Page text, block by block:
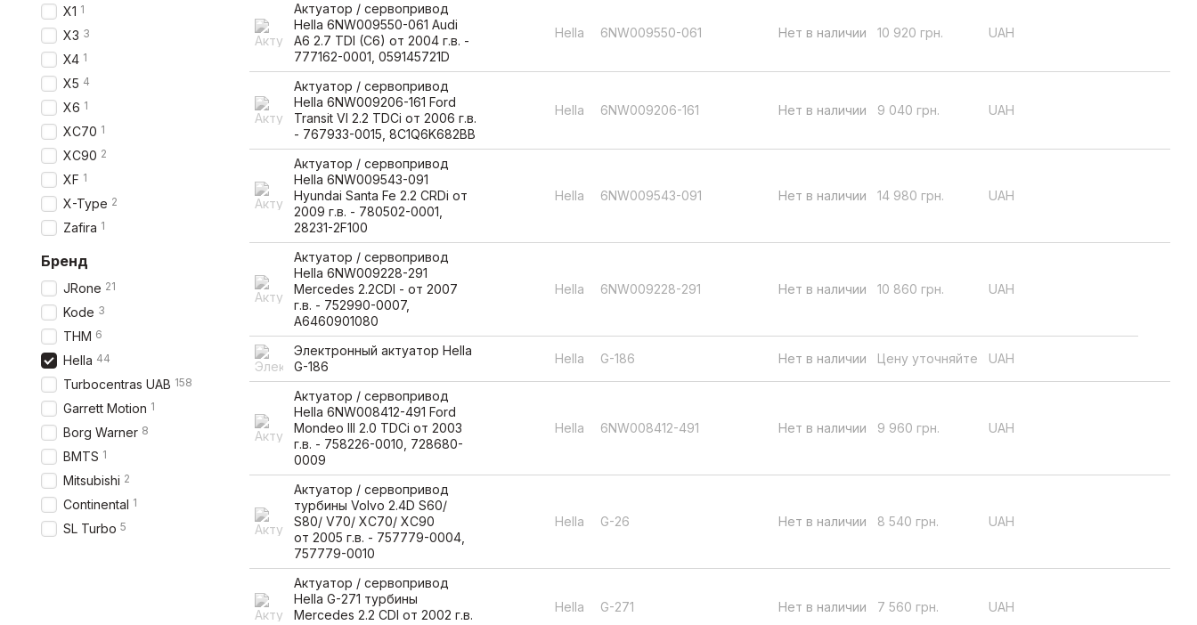
Актуатор / сервопривод
Hella 6NW009550-061 Audi
A6 2.7 TDI (C6) от 2004 г.в. -
777162-0001, 059145721D
Hella 6NW009550-061 Нет в наличии 10 920 грн. UAH
Актуатор / сервопривод
Hella 6NW009206-161 Ford
Transit VI 2.2 TDCi от 2006 г.в.
- 767933-0015, 8C1Q6K682BB
Hella 6NW009206-161 Нет в наличии 9 040 грн. UAH
Актуатор / сервопривод
Hella 6NW009543-091
Hyundai Santa Fe 2.2 CRDi от
2009 г.в. - 780502-0001,
28231-2F100
Hella 6NW009543-091 Нет в наличии 14 980 грн. UAH
Актуатор / сервопривод
Hella 6NW009228-291
Mercedes 2.2CDI - от 2007
г.в. - 752990-0007,
A6460901080
Hella 6NW009228-291 Нет в наличии 10 860 грн. UAH
Электронный актуатор Hella
G-186
Hella G-186 Нет в наличии Цену уточняйте UAH
Актуатор / сервопривод
Hella 6NW008412-491 Ford
Mondeo III 2.0 TDCi от 2003
г.в. - 758226-0010, 728680-
0009
Hella 6NW008412-491 Нет в наличии 9 960 грн. UAH
Актуатор / сервопривод
турбины Volvo 2.4D S60/
S80/ V70/ XC70/ XC90
от 2005 г.в. - 757779-0004,
757779-0010
Hella G-26 Нет в наличии 8 540 грн. UAH
Актуатор / сервопривод
Hella G-271 турбины
Mercedes 2.2 CDI от 2002 г.в.
Hella G-271 Нет в наличии 7 560 грн. UAH
X1 1
X3 3
X4 1
X5 4
X6 1
XC70 1
XC90 2
XF 1
X-Type 2
Zafira 1
Бренд
JRone 21
Kode 3
THM 6
Hella 44
Turbocentras UAB 158
Garrett Motion 1
Borg Warner 8
BMTS 1
Mitsubishi 2
Continental 1
SL Turbo 5